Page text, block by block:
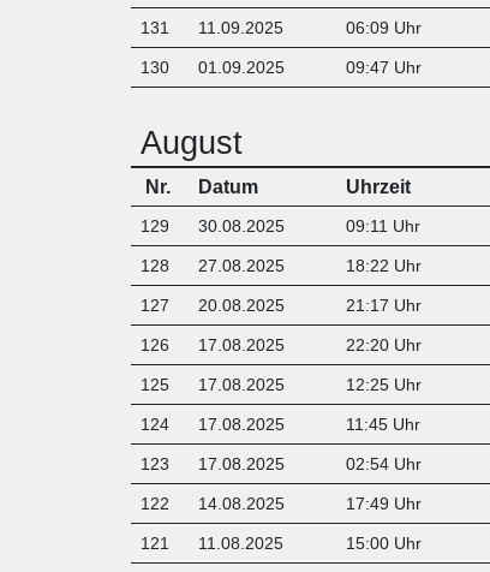
131 11.09.2025 06:09 Uhr
130 01.09.2025 09:47 Uhr
August
Nr. Datum Uhrzeit
129 30.08.2025 09:11 Uhr
128 27.08.2025 18:22 Uhr
127 20.08.2025 21:17 Uhr
126 17.08.2025 22:20 Uhr
125 17.08.2025 12:25 Uhr
124 17.08.2025 11:45 Uhr
123 17.08.2025 02:54 Uhr
122 14.08.2025 17:49 Uhr
121 11.08.2025 15:00 Uhr